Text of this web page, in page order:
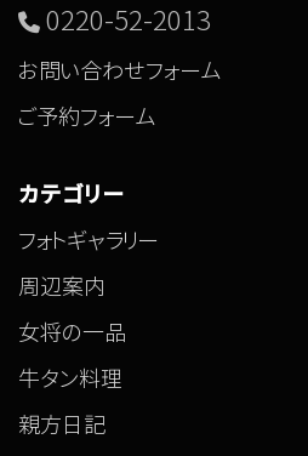
0220-52-2013
お問い合わせフォーム
ご予約フォーム
カテゴリー
フォトギャラリー
周辺案内
女将の一品
牛タン料理
親方日記